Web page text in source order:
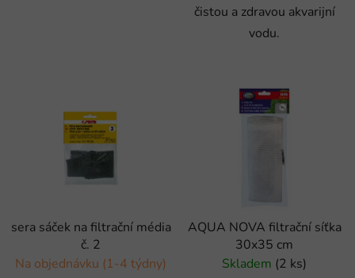
čistou a zdravou akvarijní
vodu.
sera sáček na filtrační média
č. 2
Na objednávku (1-4 týdny)
AQUA NOVA filtrační síťka
30x35 cm
Skladem (2 ks)